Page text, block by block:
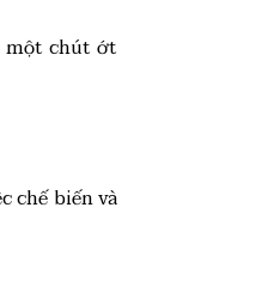
một chút ớt
chế biến và